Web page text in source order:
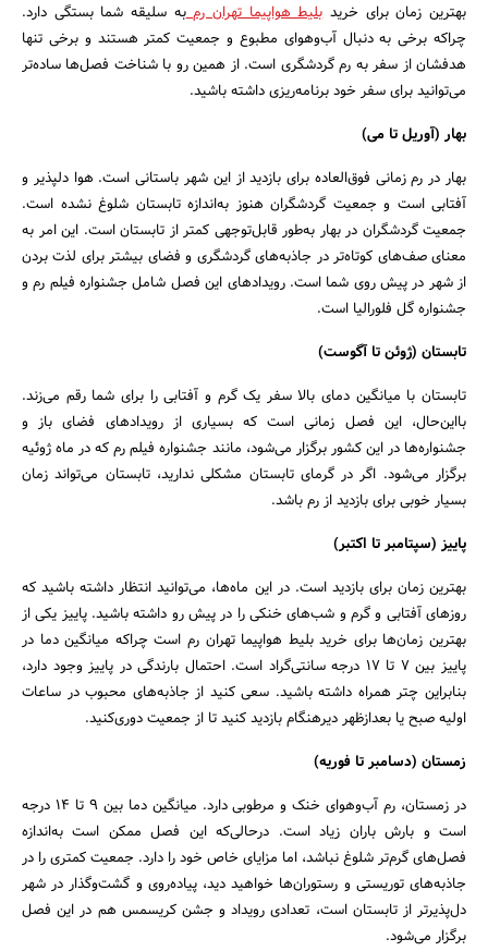
جستجو
بهترین زمان برای خریدبلیط هواپیما تهران رمبه سلیقه شما بستگی دارد.
چراکه برخی به دنبال آب‌وهوای مطبوع و جمعیت کمتر هستند و برخی تنها
هدفشان از سفر به رم گردشگری است. از همین رو با شناخت فصل‌ها ساده‌تر
می‌توانید برای سفر خود برنامه‌ریزی داشته باشید.
بهار (آوریل تا می)
بهار در رم زمانی فوق‌العاده برای بازدید از این شهر باستانی است. هوا دلپذیر و
آفتابی است و جمعیت گردشگران هنوز به‌اندازه تابستان شلوغ نشده است.
جمعیت گردشگران در بهار به‌طور قابل‌توجهی کمتر از تابستان است. این امر به
معنای صف‌های کوتاه‌تر در جاذبه‌های گردشگری و فضای بیشتر برای لذت بردن
از شهر در پیش روی شما است. رویدادهای این فصل شامل جشنواره فیلم رم و
جشنواره گل فلورالیا است.
تابستان (ژوئن تا آگوست)
تابستان با میانگین دمای بالا سفر یک گرم و آفتابی را برای شما رقم می‌زند.
بااین‌حال، این فصل زمانی است که بسیاری از رویدادهای فضای باز و
جشنواره‌ها در این کشور برگزار می‌شود، مانند جشنواره فیلم رم که در ماه ژوئیه
برگزار می‌شود. اگر در گرمای تابستان مشکلی ندارید، تابستان می‌تواند زمان
بسیار خوبی برای بازدید از رم باشد.
پاییز (سپتامبر تا اکتبر)
بهترین زمان برای بازدید است. در این ماه‌ها، می‌توانید انتظار داشته باشید که
روزهای آفتابی و گرم و شب‌های خنکی را در پیش رو داشته باشید. پاییز یکی از
بهترین زمان‌ها برای خرید بلیط هواپیما تهران رم است چراکه میانگین دما در
پاییز بین ۷ تا ۱۷ درجه سانتی‌گراد است. احتمال بارندگی در پاییز وجود دارد،
بنابراین چتر همراه داشته باشید. سعی کنید از جاذبه‌های محبوب در ساعات
اولیه صبح یا بعدازظهر دیرهنگام بازدید کنید تا از جمعیت دوری‌کنید.
زمستان (دسامبر تا فوریه)
در زمستان، رم آب‌وهوای خنک و مرطوبی دارد. میانگین دما بین ۹ تا ۱۴ درجه
است و بارش باران زیاد است. درحالی‌که این فصل ممکن است به‌اندازه
فصل‌های گرم‌تر شلوغ نباشد، اما مزایای خاص خود را دارد. جمعیت کمتری را در
جاذبه‌های توریستی و رستوران‌ها خواهید دید، پیاده‌روی و گشت‌وگذار در شهر
دل‌پذیرتر از تابستان است، تعدادی رویداد و جشن کریسمس هم در این فصل
برگزار می‌شود.